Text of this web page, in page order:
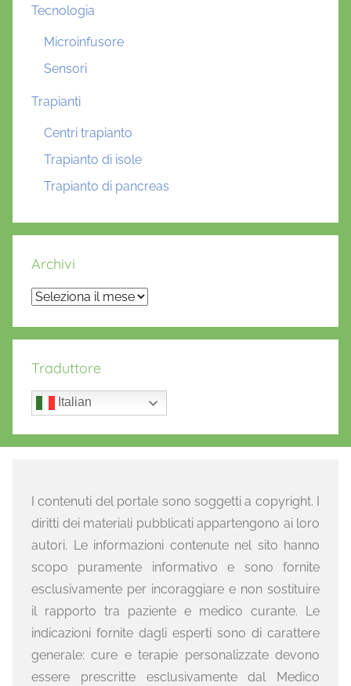
Tecnologia
Microinfusore
Sensori
Trapianti
Centri trapianto
Trapianto di isole
Trapianto di pancreas
Archivi
Archivi
Traduttore
Italian
I contenuti del portale sono soggetti a copyright. I
diritti dei materiali pubblicati appartengono ai loro
autori. Le informazioni contenute nel sito hanno
scopo puramente informativo e sono fornite
esclusivamente per incoraggiare e non sostituire
il rapporto tra paziente e medico curante. Le
indicazioni fornite dagli esperti sono di carattere
generale: cure e terapie personalizzate devono
essere prescritte esclusivamente dal Medico